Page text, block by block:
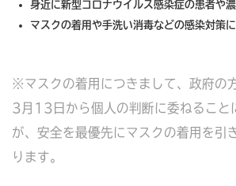
身近に新型コロナウイルス感染症の患者や
マスクの着用や手洗い消毒などの感染対策
※マスクの着用につきまして、政府の
3月13日から個人の判断に委ねること
が、安全を最優先にマスクの着用を引
ります。